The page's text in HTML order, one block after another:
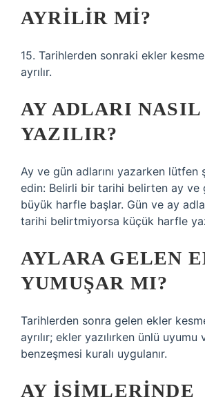
AYRILIR MI?
15. Tarihlerden sonraki ekler
ayrılır.
AY ADLARI NASIL
YAZILIR?
Ay ve gün adlarını yazarken lütfen
edin: Belirli bir tarihi belirten ay ve
büyük harfle başlar. Gün ve ay
tarihi belirtmiyorsa küçük harfle
AYLARA GELEN
YUMUŞAR MI?
Tarihlerden sonra gelen ekler
ayrılır; ekler yazılırken ünlü uyumu
benzeşmesi kuralı uygulanır.
AY ISIMLERINDE